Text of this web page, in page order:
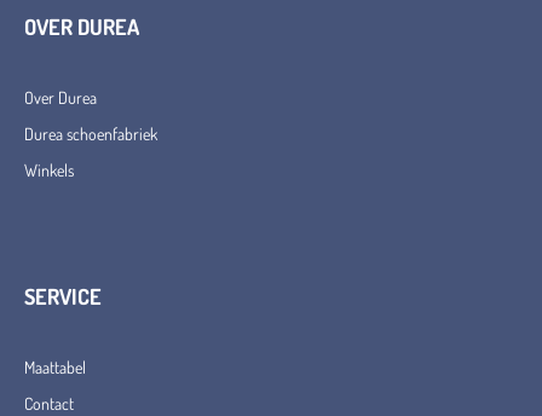
OVER DUREA
Over Durea
Durea schoenfabriek
Winkels
SERVICE
Maattabel
Contact